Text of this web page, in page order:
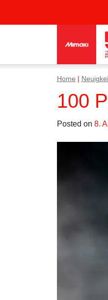
Home
100
Posted on 8.